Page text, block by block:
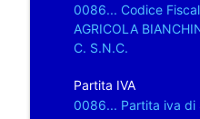
0086... Codice
AGRICOLA
C. S.N.C.
Partita IVA
0086... Partita iva di